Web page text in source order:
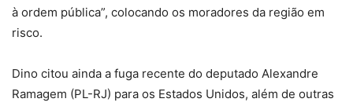
à ordem pública”, colocando os moradores da região em
risco.
Dino citou ainda a fuga recente do deputado Alexandre
Ramagem (PL-RJ) para os Estados Unidos, além de outras